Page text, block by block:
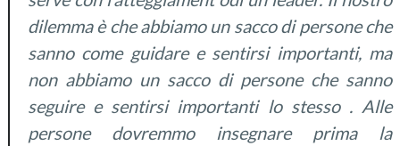
dilemma è cheabbiamo un saccodi persone che
sanno come guidare e sentirsi importanti, ma
non abbiamo un sacco di persone che sanno
seguire e sentirsi importanti lo stesso . Alle
persone dovremmo insegnare prima la